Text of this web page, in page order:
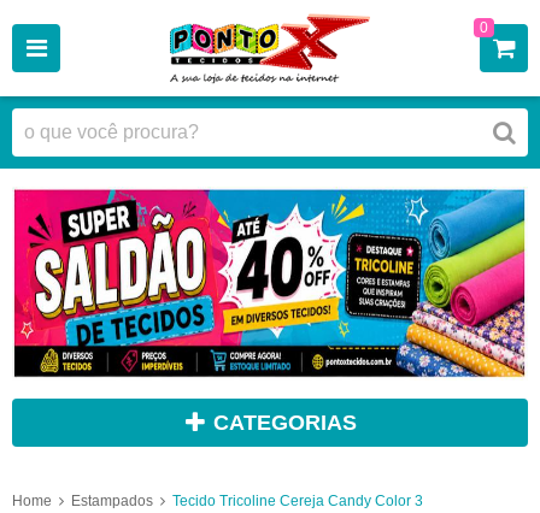
0
CATEGORIAS
Home Estampados Tecido Tricoline Cereja Candy Color 3